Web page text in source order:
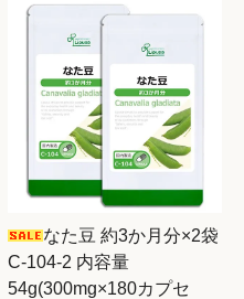
なた豆 約3か月分×2袋
C-104-2 内容量
54g(300mg×180カプセ